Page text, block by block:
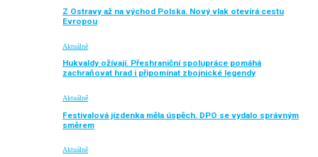
Z Ostravy až na východ Polska. Nový vlak otevírá cestu
Evropou
Aktuálně
Hukvaldy ožívají. Přeshraniční spolupráce pomáhá
zachraňovat hrad i připomínat zbojnické legendy
Aktuálně
Festivalová jízdenka měla úspěch. DPO se vydalo správným
směrem
Aktuálně